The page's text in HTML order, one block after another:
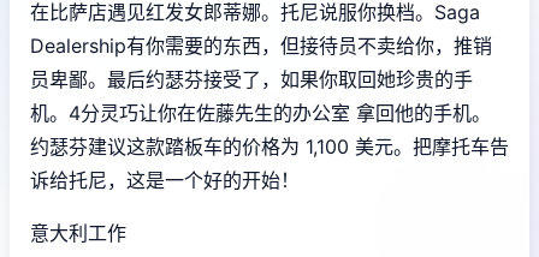
在比萨店遇见红发女郎蒂娜。托尼说服你换档。Saga
Dealership有你需要的东西，但接待员不卖给你，推销
员卑鄙。最后约瑟芬接受了，如果你取回她珍贵的手
机。4分灵巧让你在佐藤先生的办公室 拿回他的手机。
约瑟芬建议这款踏板车的价格为 1,100 美元。把摩托车告
诉给托尼，这是一个好的开始！
意大利工作